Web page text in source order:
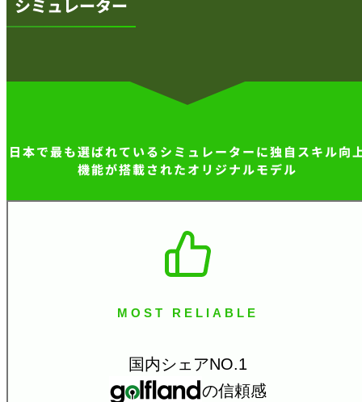
シミュレーター
日本で最も選ばれているシミュレーターに独自スキル向
機能が搭載されたオリジナルモデル
MOST RELIABLE
国内シェアNO.1
の信頼感